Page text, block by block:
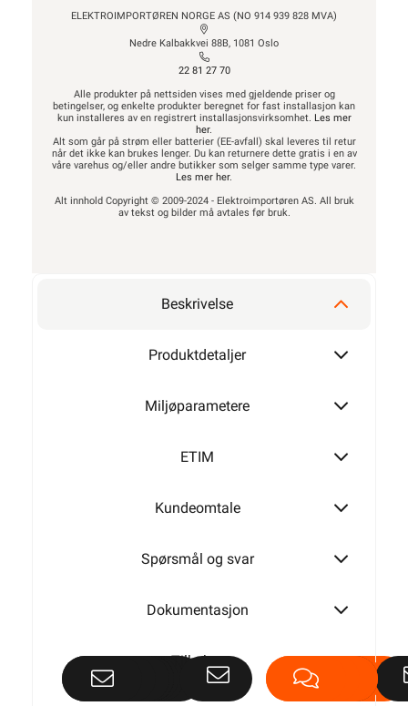
ELEKTROIMPORTØREN NORGE AS (NO 914 939 828 MVA)
Nedre Kalbakkvei 88B, 1081 Oslo
22 81 27 70
Alle produkter på nettsiden vises med gjeldende priser og
betingelser, og enkelte produkter beregnet for fast installasjon kan
kun installeres av en registrert installasjonsvirksomhet. Les mer
her.
Alt som går på strøm eller batterier (EE-avfall) skal leveres til retur
når det ikke kan brukes lenger. Du kan returnere dette gratis i en av
våre varehus og/eller andre butikker som selger samme type varer.
Les mer her.
Alt innhold Copyright © 2009-2024 - Elektroimportøren AS. All bruk
av tekst og bilder må avtales før bruk.
Beskrivelse
Produktdetaljer
Miljøparametere
ETIM
Kundeomtale
Spørsmål og svar
Dokumentasjon
Tilbehør